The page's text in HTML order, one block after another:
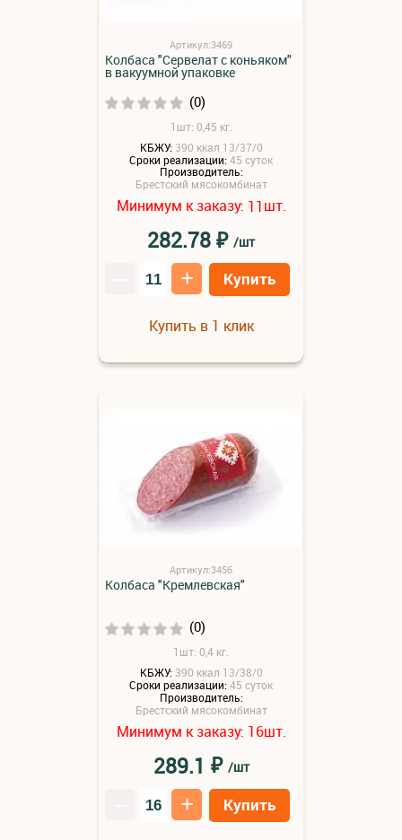
Артикул:3469
Колбаса "Сервелат с коньяком"
в вакуумной упаковке
(0)
1шт: 0,45 кг.
КБЖУ: 390 ккал 13/37/0
Сроки реализации:45 суток
Производитель:
Брестский мясокомбинат
Минимум к заказу: 11шт.
282.78₽ /шт
+ Купить
Купить в 1 клик
Артикул:3456
Колбаса "Кремлевская"
(0)
1шт: 0,4 кг.
КБЖУ: 390 ккал 13/38/0
Сроки реализации:45 суток
Производитель:
Брестский мясокомбинат
Минимум к заказу: 16шт.
289.1 ₽ /шт
+ Купить